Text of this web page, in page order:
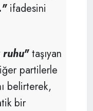
ifadesini
taşıyan
partilerle
belirterek,
bir